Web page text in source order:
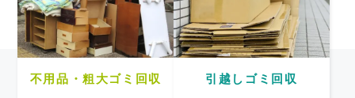
不用品・粗大ゴミ回収 引越しゴミ回収